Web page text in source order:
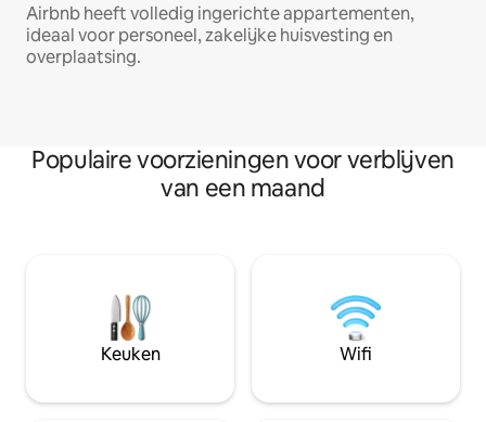
Airbnb heeft volledig ingerichte appartementen,
ideaal voor personeel, zakelijke huisvesting en
overplaatsing.
Populaire voorzieningen voor verblijven
van een maand
Keuken Wifi